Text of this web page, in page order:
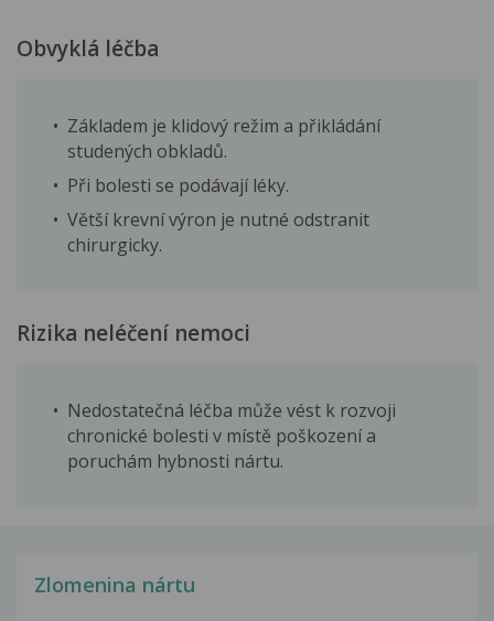
Obvyklá léčba
Základem je klidový režim a přikládání
studených obkladů.
Při bolesti se podávají léky.
Větší krevní výron je nutné odstranit
chirurgicky.
Rizika neléčení nemoci
Nedostatečná léčba může vést k rozvoji
chronické bolesti v místě poškození a
poruchám hybnosti nártu.
Zlomenina nártu